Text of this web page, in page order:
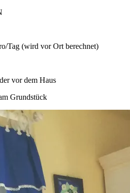
Tag (wird vor Ort berechnet)
vor dem Haus
Grundstück